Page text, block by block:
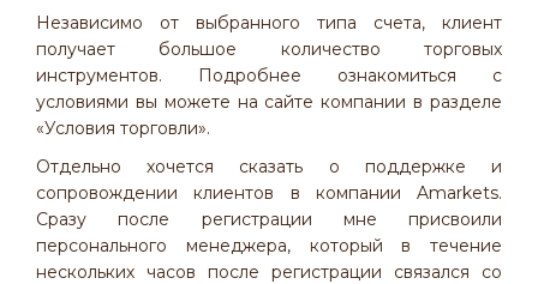
Независимо от выбранного типа счета, клиент
получает большое количество торговых
инструментов. Подробнее ознакомиться с
условиями вы можете на сайте компании в разделе
«Условия торговли».
Отдельно хочется сказать о поддержке и
сопровождении клиентов в компании Amarkets.
Сразу после регистрации мне присвоили
персонального менеджера, который в течение
нескольких часов после регистрации связался со